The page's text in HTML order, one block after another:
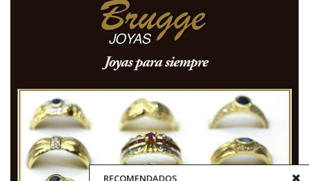
RECOMENDADOS